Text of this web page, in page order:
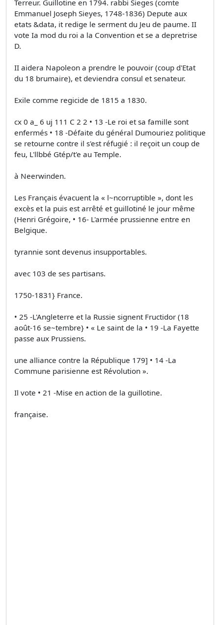
Terreur. Guillotine en 1794. rabbi Sieges (comte
Emmanuel Joseph Sieyes, 1748-1836) Depute aux
etats &data, it redige le serment du Jeu de paume. II
vote Ia mod du roi a la Convention et se a depretrise
D.
II aidera Napoleon a prendre le pouvoir (coup d'Etat
du 18 brumaire), et deviendra consul et senateur.
Exile comme regicide de 1815 a 1830.
cx 0 a_ 6 uj 111 C 2 2 • 13 -Le roi et sa famille sont
enfermés • 18 -Défaite du général Dumouriez politique
se retourne contre il s'est réfugié : il reçoit un coup de
feu, L'llbbé Gtép/t'e au Temple.
à Neerwinden.
Les Français évacuent la « l~ncorruptible », dont les
excès et la puis est arrêté et guillotiné le jour même
(Henri Grégoire, • 16- L'armée prussienne entre en
Belgique.
tyrannie sont devenus insupportables.
avec 103 de ses partisans.
1750-1831} France.
• 25 -L'Angleterre et la Russie signent Fructidor (18
août-16 se~tembre} • « Le saint de la • 19 -La Fayette
passe aux Prussiens.
une alliance contre la République 179] • 14 -La
Commune parisienne est Révolution ».
Il vote • 21 -Mise en action de la guillotine.
française.